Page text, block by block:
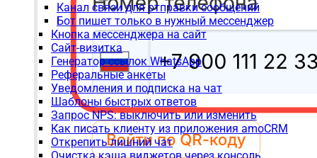
Канал связи для отправки сообщений
Бот пишет только в нужный мессенджер
Кнопка мессенджера на сайт
Сайт-визитка
Генератор ссылок WhatsApp
Реферальные анкеты
Уведомления и подписка на чат
Шаблоны быстрых ответов
Запрос NPS: выключить или изменить
Как писать клиенту из приложения amoCRM
Открепить лишний чат